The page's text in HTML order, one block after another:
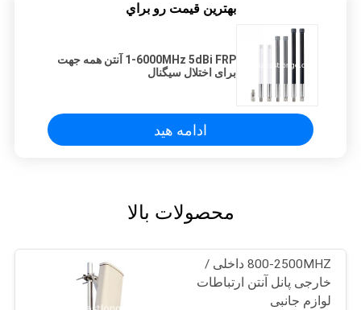
بهترين قيمت رو براي
1-6000MHz 5dBi FRP آنتن همه جهت
برای اختلال سیگنال
ادامه هید
محصولات بالا
800-2500MHZ داخلی /
خارجی پانل آنتن ارتباطات
لوازم جانبی